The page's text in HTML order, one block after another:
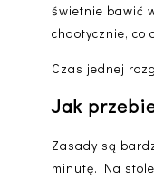
świetnie bawić
chaotycznie, co
Czas jednej
Jak
Zasady są
minutę. Na